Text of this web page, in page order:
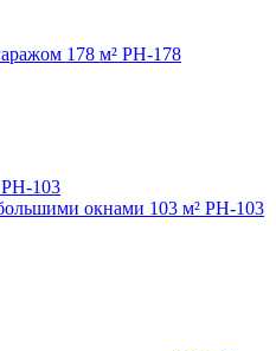
178 м² PH-178
окнами 103 м² РН-103